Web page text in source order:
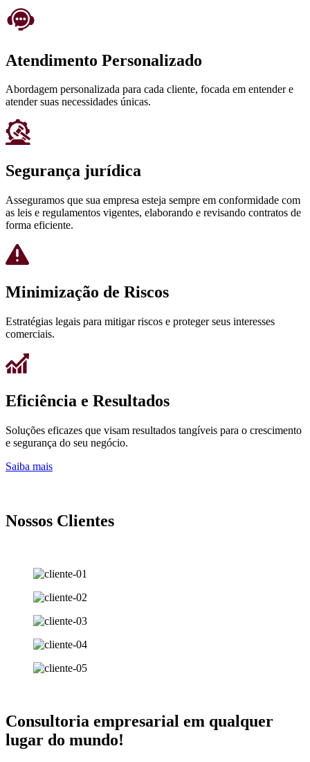
Atendimento Personalizado
Abordagem personalizada para cada cliente, focada em entender e
atender suas necessidades únicas.
Segurança jurídica
Asseguramos que sua empresa esteja sempre em conformidade com
as leis e regulamentos vigentes, elaborando e revisando contratos de
forma eficiente.
Minimização de Riscos
Estratégias legais para mitigar riscos e proteger seus interesses
comerciais.
Eficiência e Resultados
Soluções eficazes que visam resultados tangíveis para o crescimento
e segurança do seu negócio.
Saiba mais
Nossos Clientes
Consultoria empresarial em qualquer
lugar do mundo!